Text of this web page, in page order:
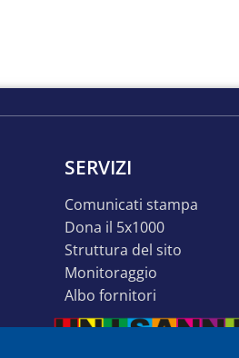
SERVIZI
comunicati stampa
dona il 5x1000
struttura del sito
monitoraggio
albo fornitori